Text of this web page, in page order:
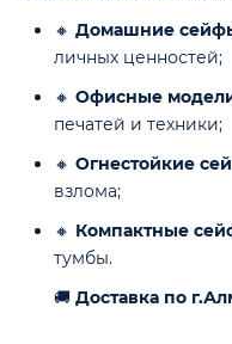
🔸 Домашние
личных ценностей;
🔸 Офисные
печатей и техники;
🔸 Огнестойкие
взлома;
🔸 Компактные
тумбы.
🚚 Доставка по